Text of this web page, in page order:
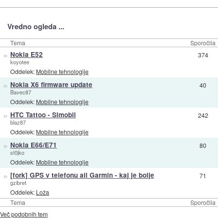
Vredno ogleda ...
Tema Sporočila
Tema Sporočila
» Nokia E52
koyotee
Oddelek: Mobilne tehnologije
374
» Nokia X6 firmware update
Bavec87
Oddelek: Mobilne tehnologije
40
» HTC Tattoo - Simobil
blaz87
Oddelek: Mobilne tehnologije
242
» Nokia E66/E71
st0jko
Oddelek: Mobilne tehnologije
80
» [fork] GPS v telefonu ali Garmin - kaj je bolje
gzibret
Oddelek: Loža
71
Več podobnih tem